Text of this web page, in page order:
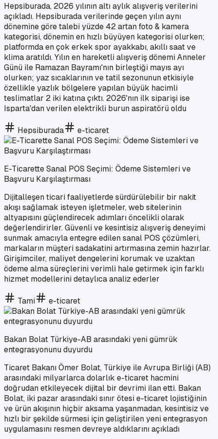
Hepsiburada, 2026 yılının altı aylık alışveriş verilerini
açıkladı. Hepsiburada verilerinde geçen yılın aynı
dönemine göre talebi yüzde 42 artan foto & kamera
kategorisi, dönemin en hızlı büyüyen kategorisi olurken;
platformda en çok erkek spor ayakkabı, akıllı saat ve
klima aratıldı. Yılın en hareketli alışveriş dönemi Anneler
Günü ile Ramazan Bayramı'nın birleştiği mayıs ayı
olurken; yaz sıcaklarının ve tatil sezonunun etkisiyle
özellikle yazlık bölgelere yapılan büyük hacimli
teslimatlar 2 iki katına çıktı. 2026'nın ilk siparişi ise
Isparta'dan verilen elektrikli burun aspiratörü oldu
Hepsiburada e-ticaret
E-Ticarette Sanal POS Seçimi: Ödeme Sistemleri ve
Başvuru Karşılaştırması
Dijitalleşen ticari faaliyetlerde sürdürülebilir bir nakit
akışı sağlamak isteyen işletmeler, web sitelerinin
altyapısını güçlendirecek adımları öncelikli olarak
değerlendirirler. Güvenli ve kesintisiz alışveriş deneyimi
sunmak amacıyla entegre edilen sanal POS çözümleri,
markaların müşteri sadakatini artırmasına zemin hazırlar.
Girişimciler, maliyet dengelerini korumak ve uzaktan
ödeme alma süreçlerini verimli hale getirmek için farklı
hizmet modellerini detaylıca analiz ederler
Tami e-ticaret
Bakan Bolat Türkiye-AB arasındaki yeni gümrük
entegrasyonunu duyurdu
Ticaret Bakanı Ömer Bolat, Türkiye ile Avrupa Birliği (AB)
arasındaki milyarlarca dolarlık e-ticaret hacmini
doğrudan etkileyecek dijital bir devrimi ilan etti. Bakan
Bolat, iki pazar arasındaki sınır ötesi e-ticaret lojistiğinin
ve ürün akışının hiçbir aksama yaşanmadan, kesintisiz ve
hızlı bir şekilde sürmesi için geliştirilen yeni entegrasyon
uygulamasını resmen devreye aldıklarını açıkladı